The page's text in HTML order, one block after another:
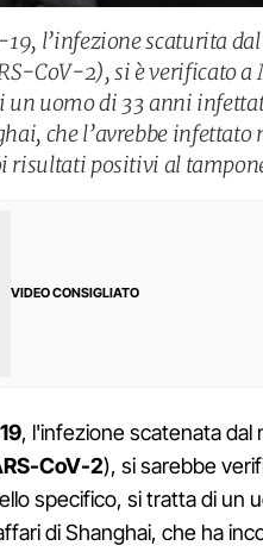
l’infezione scaturita
CoV-2), si è verificato a
un uomo di 33 anni
che l’avrebbe infettato
risultati positivi al
VIDEO CONSIGLIATO
, l'infezione scatenata dal
CoV-2), si sarebbe
specifico, si tratta di un
di Shanghai, che ha